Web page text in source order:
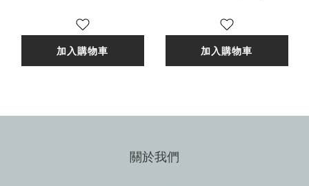
加入購物車
貨]
加入購物車
關於我們